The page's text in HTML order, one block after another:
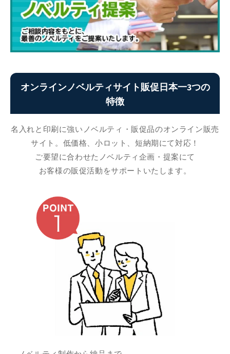
オンラインノベルティサイト販促日本一3つの
特徴
名入れと印刷に強いノベルティ・販促品のオンライン販売
サイト。低価格、小ロット、短納期にて対応！
ご要望に合わせたノベルティ企画・提案にて
お客様の販促活動をサポートいたします。